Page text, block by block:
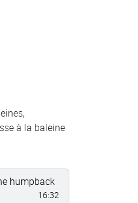
à la baleine
humpback
16:32